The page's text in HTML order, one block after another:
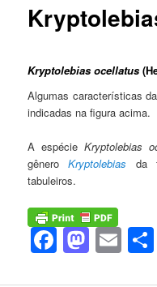
Kryptolebias ocellatus
Algumas características
indicadas na figura acima.
A espécieKryptolebias
gêneroKryptolebias da
tabuleiros.
Facebook